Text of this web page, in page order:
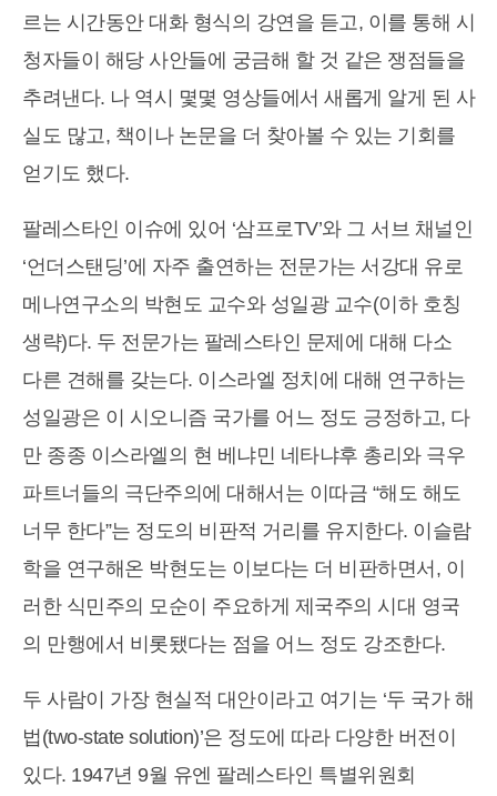
르는 시간동안 대화 형식의 강연을 듣고, 이를 통해 시
청자들이 해당 사안들에 궁금해 할 것 같은 쟁점들을
추려낸다. 나 역시 몇몇 영상들에서 새롭게 알게 된 사
실도 많고, 책이나 논문을 더 찾아볼 수 있는 기회를
얻기도 했다.
팔레스타인 이슈에 있어 ‘삼프로TV’와 그 서브 채널인
‘언더스탠딩’에 자주 출연하는 전문가는 서강대 유로
메나연구소의 박현도 교수와 성일광 교수(이하 호칭
생략)다. 두 전문가는 팔레스타인 문제에 대해 다소
다른 견해를 갖는다. 이스라엘 정치에 대해 연구하는
성일광은 이 시오니즘 국가를 어느 정도 긍정하고, 다
만 종종 이스라엘의 현 베냐민 네타냐후 총리와 극우
파트너들의 극단주의에 대해서는 이따금 “해도 해도
너무 한다”는 정도의 비판적 거리를 유지한다. 이슬람
학을 연구해온 박현도는 이보다는 더 비판하면서, 이
러한 식민주의 모순이 주요하게 제국주의 시대 영국
의 만행에서 비롯됐다는 점을 어느 정도 강조한다.
두 사람이 가장 현실적 대안이라고 여기는 ‘두 국가 해
법(two-state solution)’은 정도에 따라 다양한 버전이
있다. 1947년 9월 유엔 팔레스타인 특별위원회